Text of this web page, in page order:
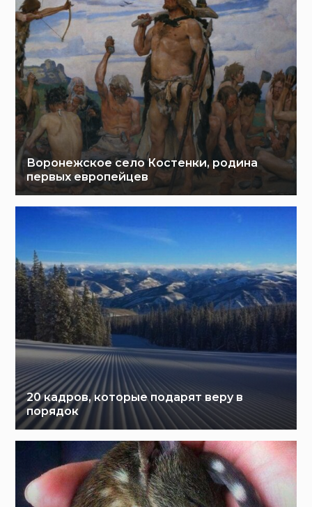
Воронежское село Костенки, родина
первых европейцев
20 кадров, которые подарят веру в
порядок